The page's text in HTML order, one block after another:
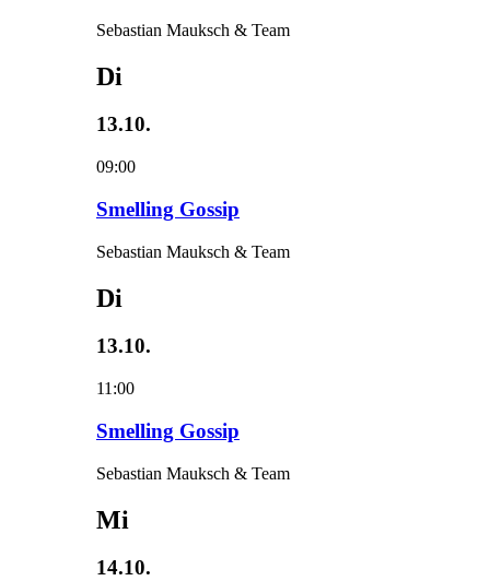
Sebastian Mauksch & Team
Di
13.10.
09:00
Smelling Gossip
Sebastian Mauksch & Team
Di
13.10.
11:00
Smelling Gossip
Sebastian Mauksch & Team
Mi
14.10.